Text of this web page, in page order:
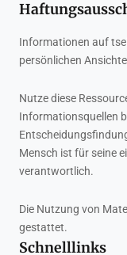
Informationen auf
persönlichen
Nutze diese
Informationsquellen
Mensch ist für seine
verantwortlich.
Die Nutzung von
gestattet.
Schnelllinks